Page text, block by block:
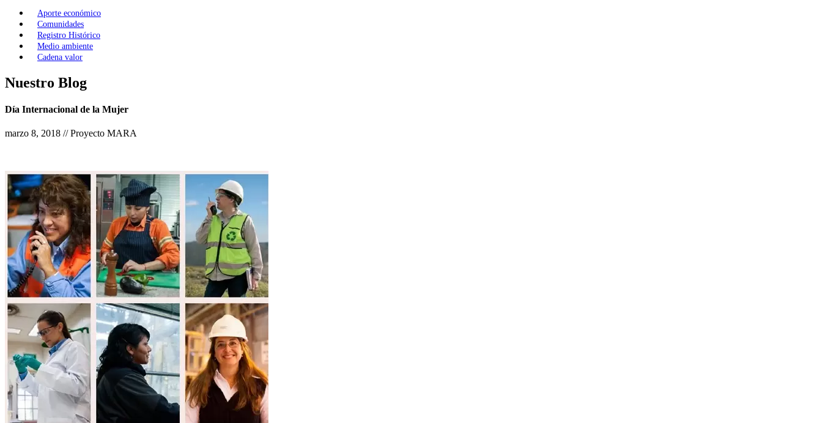
Aporte económico
Comunidades
Registro Histórico
Medio ambiente
Cadena valor
Nuestro Blog
Día Internacional de la Mujer
marzo 8, 2018 // Proyecto MARA